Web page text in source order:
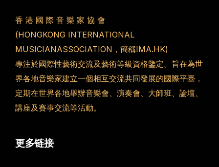
香 港 國 際 音 樂 家 協 會
(HONGKONG INTERNATIONAL
MUSICIANASSOCIATION，簡稱IMA.HK)
專注於國際性藝術交流及藝術等級資格鑒定。旨在為世
界各地音樂家建立一個相互交流共同發展的國際平臺，
定期在世界各地舉辦音樂會、演奏會、大師班、論壇、
講座及賽事交流等活動。
更多链接